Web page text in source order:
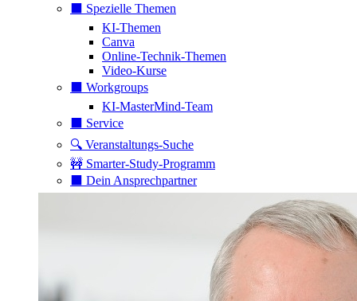
⬛️ Spezielle Themen
KI-Themen
Canva
Online-Technik-Themen
Video-Kurse
⬛️ Workgroups
KI-MasterMind-Team
⬛️ Service
🔍 Veranstaltungs-Suche
🚧 Smarter-Study-Programm
⬛️ Dein Ansprechpartner